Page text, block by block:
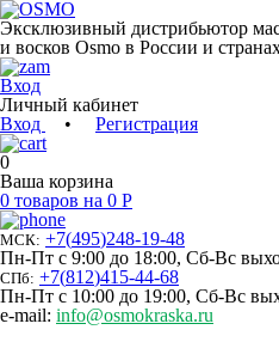
Эксклюзивный дистрибьютор
и восков Osmo в России и
Вход
Личный кабинет
Вход
• Регистрация
0
Ваша корзина
0 товаров на 0 Р
МСК: +7(495)248-19-48
Пн-Пт с 9:00 до 18:00, Сб-Вс
СПб: +7(812)415-44-68
Пн-Пт с 10:00 до 19:00, Сб-Вс
e-mail: info@osmokraska.ru